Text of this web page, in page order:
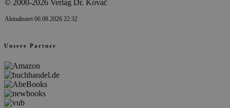
© 2000-2026 Verlag Dr. Kovač
Aktualisiert 06.08.2026 22:32
Unsere Partner